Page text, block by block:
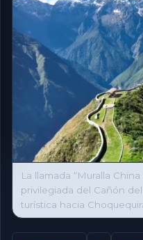
La llamada “Muralla
privilegiada del Cañón
turística hacia